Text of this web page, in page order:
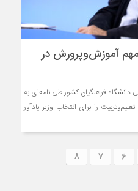
آموزش‌وپرورش در
دانشگاه فرهنگیان کشور طی نامه‌ای به
را برای انتخاب وزیر یادآور
6
7
8